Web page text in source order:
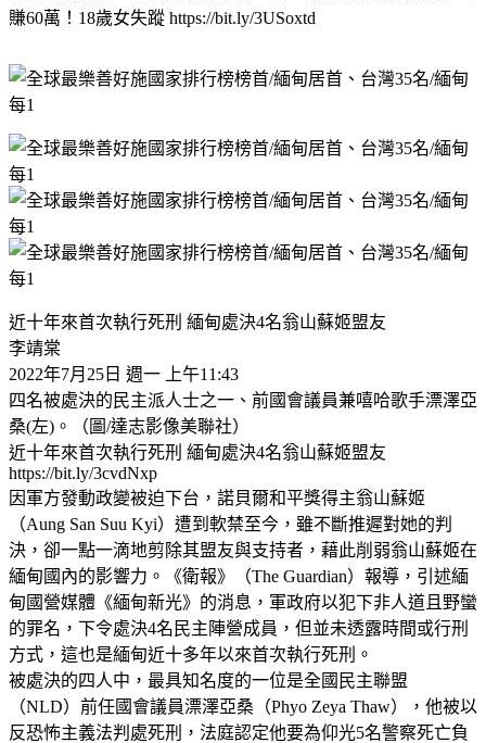
賺60萬！18歲女失蹤 https://bit.ly/3USoxtd
近十年來首次執行死刑 緬甸處決4名翁山蘇姬盟友
李靖棠
2022年7月25日 週一 上午11:43
四名被處決的民主派人士之一、前國會議員兼嘻哈歌手漂澤亞
桑(左)。（圖/達志影像美聯社）
近十年來首次執行死刑 緬甸處決4名翁山蘇姬盟友
https://bit.ly/3cvdNxp
因軍方發動政變被迫下台，諾貝爾和平獎得主翁山蘇姬
（Aung San Suu Kyi）遭到軟禁至今，雖不斷推遲對她的判
決，卻一點一滴地剪除其盟友與支持者，藉此削弱翁山蘇姬在
緬甸國內的影響力。《衛報》（The Guardian）報導，引述緬
甸國營媒體《緬甸新光》的消息，軍政府以犯下非人道且野蠻
的罪名，下令處決4名民主陣營成員，但並未透露時間或行刑
方式，這也是緬甸近十多年以來首次執行死刑。
被處決的四人中，最具知名度的一位是全國民主聯盟
（NLD）前任國會議員漂澤亞桑（Phyo Zeya Thaw），他被以
反恐怖主義法判處死刑，法庭認定他要為仰光5名警察死亡負